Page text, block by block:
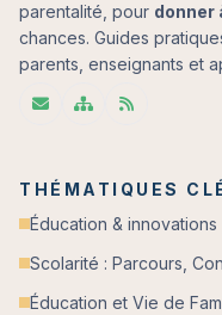
parentalité, pour donner
chances. Guides
parents, enseignants et
THÉMATIQUES
Éducation & innovations
Scolarité : Parcours,
Éducation et Vie de